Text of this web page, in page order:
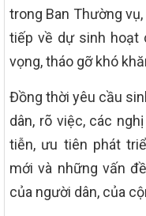
trong Ban Thường
tiếp về dự sinh hoạt
vọng, tháo gỡ khó
Đồng thời yêu cầu
dân, rõ việc, các
tiễn, ưu tiên phát
mới và những vấn
của người dân, của